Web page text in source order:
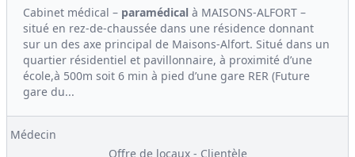
Cabinet médical – paramédical à MAISONS-ALFORT –
situé en rez-de-chaussée dans une résidence donnant
sur un des axe principal de Maisons-Alfort. Situé dans un
quartier résidentiel et pavillonnaire, à proximité d’une
école,à 500m soit 6 min à pied d’une gare RER (Future
gare du...
Médecin
Offre de locaux - Clientèle